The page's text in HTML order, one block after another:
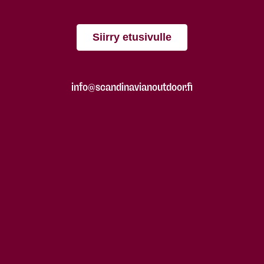
Siirry etusivulle
info@scandinavianoutdoor.fi